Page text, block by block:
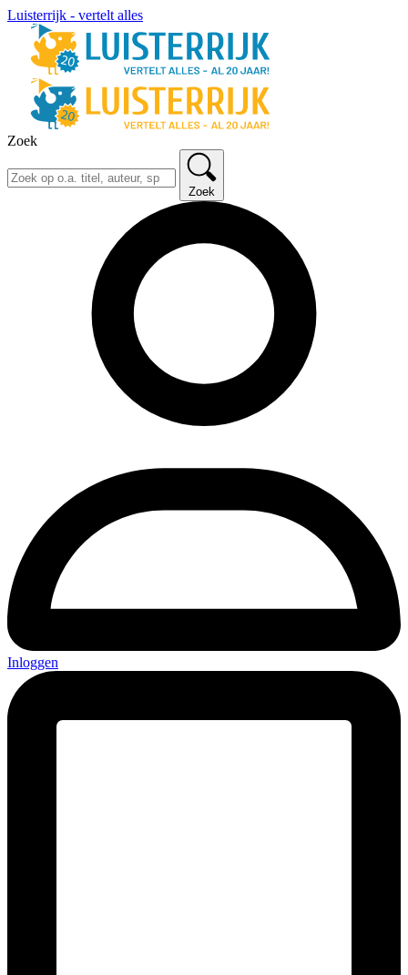
Luisterrijk - vertelt alles
Zoek
Zoek
Inloggen